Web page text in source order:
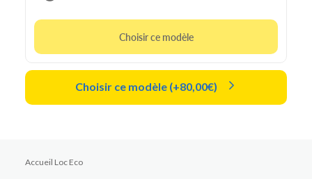
Choisir ce modèle
Choisir ce modèle (+80,00€)
Accueil Loc Eco